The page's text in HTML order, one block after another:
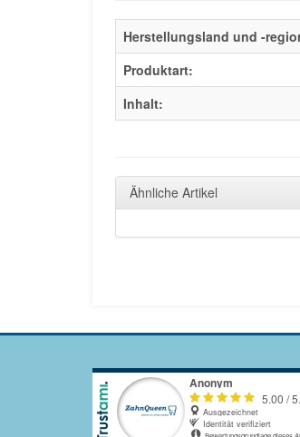
Herstellungsland und -
Produktart:
Inhalt:
Ähnliche Artikel